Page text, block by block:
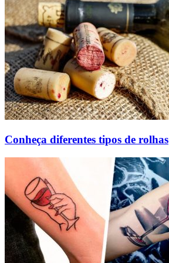
Conheça diferentes tipos de rolhas